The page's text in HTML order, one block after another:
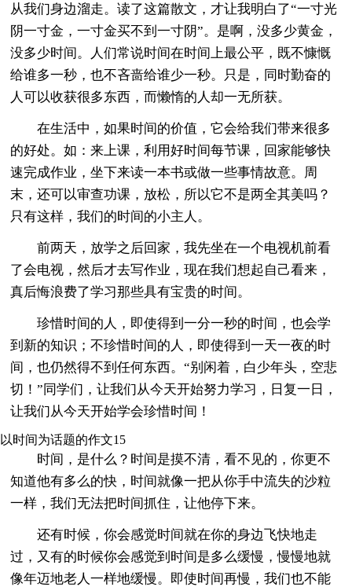
从我们身边溜走。读了这篇散文，才让我明白了“一寸光
阴一寸金，一寸金买不到一寸阴”。是啊，没多少黄金，
没多少时间。人们常说时间在时间上最公平，既不慷慨
给谁多一秒，也不吝啬给谁少一秒。只是，同时勤奋的
人可以收获很多东西，而懒惰的人却一无所获。
在生活中，如果时间的价值，它会给我们带来很多
的好处。如：来上课，利用好时间每节课，回家能够快
速完成作业，坐下来读一本书或做一些事情故意。周
末，还可以审查功课，放松，所以它不是两全其美吗？
只有这样，我们的时间的小主人。
前两天，放学之后回家，我先坐在一个电视机前看
了会电视，然后才去写作业，现在我们想起自己看来，
真后悔浪费了学习那些具有宝贵的时间。
珍惜时间的人，即使得到一分一秒的时间，也会学
到新的知识；不珍惜时间的人，即使得到一天一夜的时
间，也仍然得不到任何东西。“别闲着，白少年头，空悲
切！”同学们，让我们从今天开始努力学习，日复一日，
让我们从今天开始学会珍惜时间！
以时间为话题的作文15
时间，是什么？时间是摸不清，看不见的，你更不
知道他有多么的快，时间就像一把从你手中流失的沙粒
一样，我们无法把时间抓住，让他停下来。
还有时候，你会感觉时间就在你的身边飞快地走
过，又有的时候你会感觉到时间是多么缓慢，慢慢地就
像年迈地老人一样地缓慢。即使时间再慢，我们也不能